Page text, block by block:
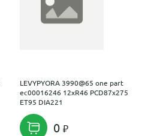
LEVYPYORA 3990@65 one part
ec00016246 12xR46 PCD87x275
ET95 DIA221
0